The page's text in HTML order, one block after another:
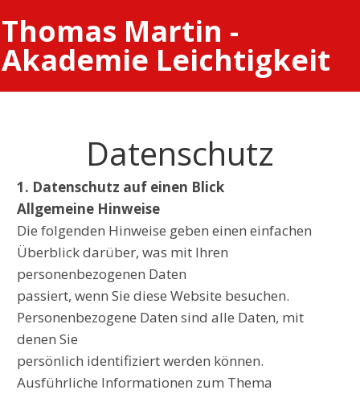
Thomas Martin -
Akademie Leichtigkeit
Datenschutz
1. Datenschutz auf einen Blick
Allgemeine Hinweise
Die folgenden Hinweise geben einen einfachen
Überblick darüber, was mit Ihren
personenbezogenen Daten
passiert, wenn Sie diese Website besuchen.
Personenbezogene Daten sind alle Daten, mit
denen Sie
persönlich identifiziert werden können.
Ausführliche Informationen zum Thema